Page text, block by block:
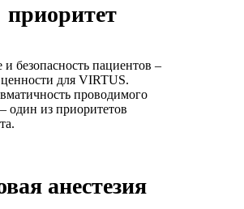
приоритет
и безопасность пациентов –
для VIRTUS.
проводимого
один из приоритетов
анестезия